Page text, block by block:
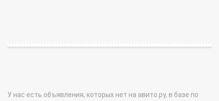
У нас есть объявления, которых нет на авито.ру, в базе по